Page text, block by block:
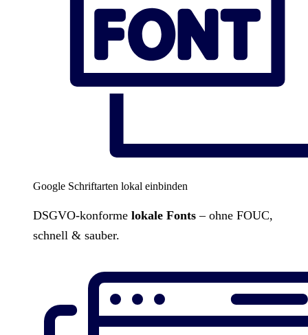
Google Schriftarten lokal einbinden
DSGVO-konforme lokale Fonts – ohne FOUC,
schnell & sauber.